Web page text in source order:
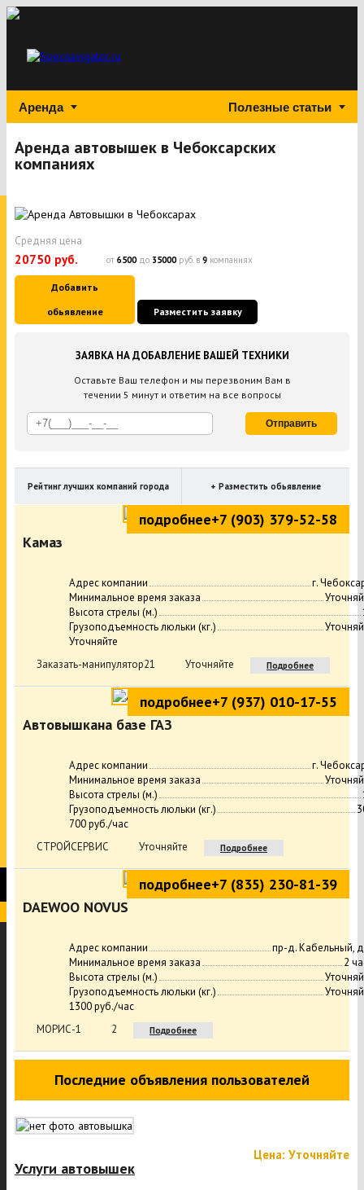
Аренда Полезные статьи
Аренда автовышек в Чебоксарских
компаниях
Средняя цена
20750 руб. от 6500до 35000руб. в 9 компаниях
Добавить
обьявление
Разместить заявку
ЗАЯВКА НА ДОБАВЛЕНИЕ ВАШЕЙ ТЕХНИКИ
Оставьте Ваш телефон и мы перезвоним Вам в
течении 5 минут и ответим на все вопросы
Отправить
Рейтинг лучших компаний города + Разместить обьявление
Камаз
подробнее+7 (903) 379-52-58
Адрес компании
г.
Минимальное время заказа
Высота стрелы (м.)
Грузоподъемность люльки (кг.)
Уточняйте
Заказать-манипулятор21
Уточняйте Подробнее
Автовышкана базе ГАЗ
подробнее+7 (937) 010-17-55
Адрес компании
г.
Минимальное время заказа
Высота стрелы (м.)
Грузоподъемность люльки (кг.)
700 руб./час
СТРОЙСЕРВИС
Уточняйте Подробнее
DAEWOO NOVUS
подробнее+7 (835) 230-81-39
Адрес компании
пр-д. Кабельный,
Минимальное время заказа
2
Высота стрелы (м.)
Грузоподъемность люльки (кг.)
1300 руб./час
МОРИС-1
2 Подробнее
Последние объявления пользователей
Услуги автовышек
Цена: Уточняйте